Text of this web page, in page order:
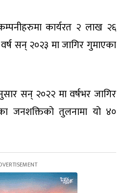
कम्पनीहरुमा कार्यरत २ लाख २६
सन् २०२३ मा जागिर गुमाएका
सन् २०२२ मा वर्षभर जागिर
जनशक्तिको तुलनामा यो ४०